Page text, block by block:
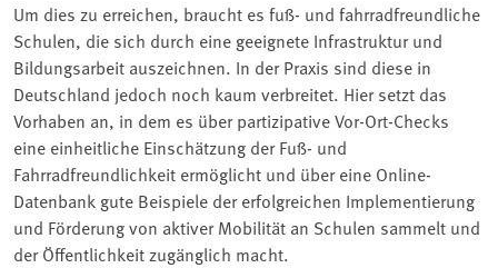
Um dies zu erreichen, braucht es fuß- und fahrradfreundliche
Schulen, die sich durch eine geeignete Infrastruktur und
Bildungsarbeit auszeichnen. In der Praxis sind diese in
Deutschland jedoch noch kaum verbreitet. Hier setzt das
Vorhaben an, in dem es über partizipative Vor-Ort-Checks
eine einheitliche Einschätzung der Fuß- und
Fahrradfreundlichkeit ermöglicht und über eine Online-
Datenbank gute Beispiele der erfolgreichen Implementierung
und Förderung von aktiver Mobilität an Schulen sammelt und
der Öffentlichkeit zugänglich macht.